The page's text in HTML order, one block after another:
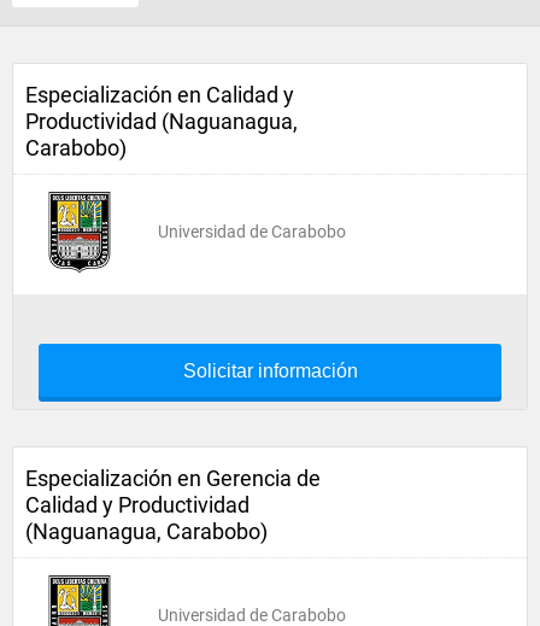
Especialización en Calidad y
Productividad (Naguanagua,
Carabobo)
Universidad de Carabobo
Solicitar información
Especialización en Gerencia de
Calidad y Productividad
(Naguanagua, Carabobo)
Universidad de Carabobo